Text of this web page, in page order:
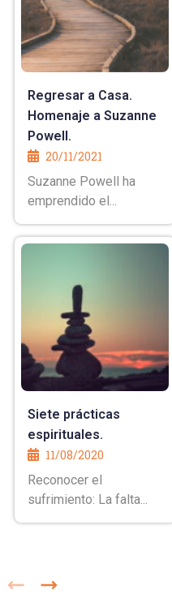
Regresar a Casa.
Homenaje a Suzanne
Powell.
20/11/2021
Suzanne Powell ha
emprendido el...
Siete prácticas
espirituales.
11/08/2020
Reconocer el
sufrimiento: La falta...